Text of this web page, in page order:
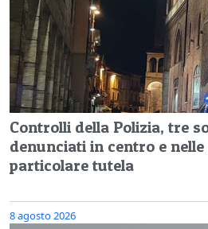
Controlli della Polizia, tre
denunciati in centro e nelle
particolare tutela
8 agosto 2026